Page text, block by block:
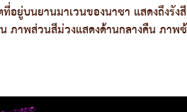
อยู่บนยานมาเวนของนาซา แสดงถึงรัง
ภาพส่วนสีม่วงแสดงด้านกลางคืน ภา